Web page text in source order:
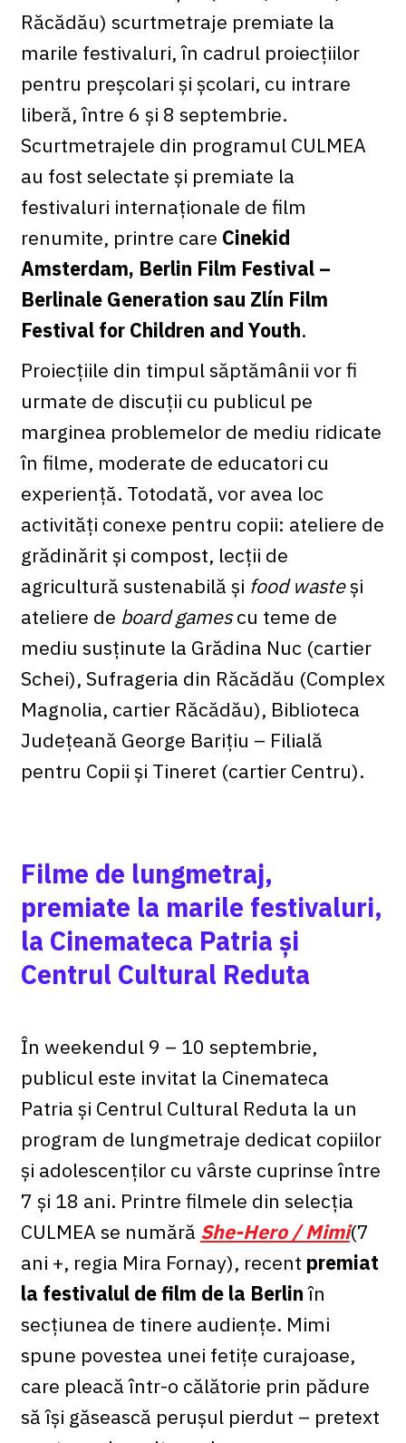
Răcădău) scurtmetraje premiate la
marile festivaluri, în cadrul proiecțiilor
pentru preșcolari și școlari, cu intrare
liberă, între 6 și 8 septembrie.
Scurtmetrajele din programul CULMEA
au fost selectate și premiate la
festivaluri internaționale de film
renumite, printre care Cinekid
Amsterdam, Berlin Film Festival –
Berlinale Generation sau Zlín Film
Festival for Children and Youth.
Proiecțiile din timpul săptămânii vor fi
urmate de discuții cu publicul pe
marginea problemelor de mediu ridicate
în filme, moderate de educatori cu
experiență. Totodată, vor avea loc
activități conexe pentru copii: ateliere de
grădinărit și compost, lecții de
agricultură sustenabilă și food wasteși
ateliere de board gamescu teme de
mediu susținute la Grădina Nuc (cartier
Schei), Sufrageria din Răcădău (Complex
Magnolia, cartier Răcădău), Biblioteca
Județeană George Barițiu – Filială
pentru Copii și Tineret (cartier Centru).
Filme de lungmetraj,
premiate la marile festivaluri,
la Cinemateca Patria și
Centrul Cultural Reduta
În weekendul 9 – 10 septembrie,
publicul este invitat la Cinemateca
Patria și Centrul Cultural Reduta la un
program de lungmetraje dedicat copiilor
și adolescenților cu vârste cuprinse între
7 și 18 ani. Printre filmele din selecția
CULMEA se numără She-Hero / Mimi(7
ani +, regia Mira Fornay), recent premiat
la festivalul de film de la Berlinîn
secțiunea de tinere audiențe. Mimi
spune povestea unei fetițe curajoase,
care pleacă într-o călătorie prin pădure
să își găsească perușul pierdut – pretext